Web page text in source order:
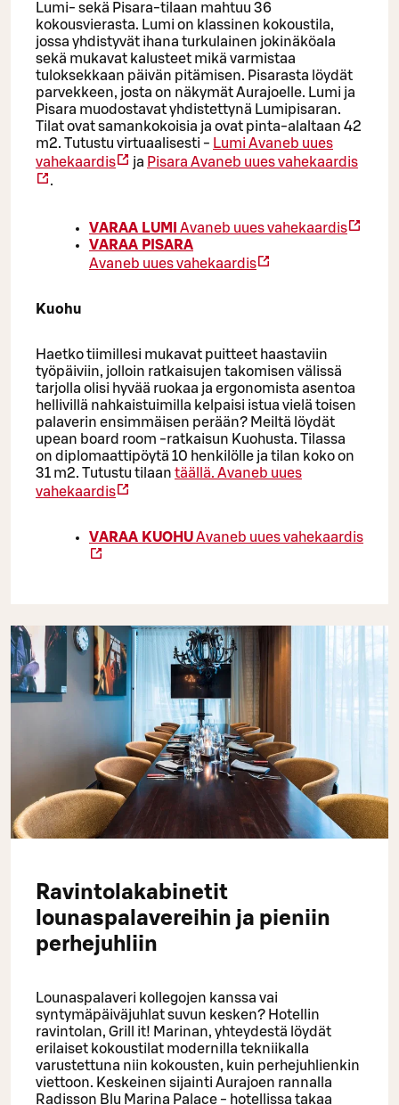
Lumi- sekä Pisara-tilaan mahtuu 36
kokousvierasta. Lumi on klassinen kokoustila,
jossa yhdistyvät ihana turkulainen jokinäköala
sekä mukavat kalusteet mikä varmistaa
tuloksekkaan päivän pitämisen. Pisarasta löydät
parvekkeen, josta on näkymät Aurajoelle. Lumi ja
Pisara muodostavat yhdistettynä Lumipisaran.
Tilat ovat samankokoisia ja ovat pinta-alaltaan 42
m2. Tutustu virtuaalisesti - Lumi Avaneb uues
vahekaardis
ja Pisara Avaneb uues vahekaardis
.
VARAA LUMI
Avaneb uues vahekaardis
VARAA PISARA
Avaneb uues vahekaardis
Kuohu
Haetko tiimillesi mukavat puitteet haastaviin
työpäiviin, jolloin ratkaisujen takomisen välissä
tarjolla olisi hyvää ruokaa ja ergonomista asentoa
hellivillä nahkaistuimilla kelpaisi istua vielä toisen
palaverin ensimmäisen perään? Meiltä löydät
upean board room -ratkaisun Kuohusta. Tilassa
on diplomaattipöytä 10 henkilölle ja tilan koko on
31 m2. Tutustu tilaan täällä. Avaneb uues
vahekaardis
VARAA KUOHUAvaneb uues vahekaardis
Ravintolakabinetit
lounaspalavereihin ja pieniin
perhejuhliin
Lounaspalaveri kollegojen kanssa vai
syntymäpäiväjuhlat suvun kesken? Hotellin
ravintolan, Grill it! Marinan, yhteydestä löydät
erilaiset kokoustilat modernilla tekniikalla
varustettuna niin kokousten, kuin perhejuhlienkin
viettoon. Keskeinen sijainti Aurajoen rannalla
Radisson Blu Marina Palace - hotellissa takaa